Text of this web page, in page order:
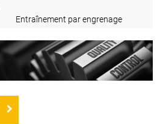
Entraînement par engrenage